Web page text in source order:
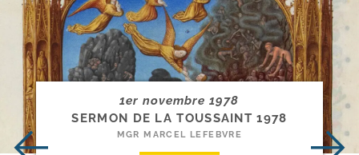
1er novembre 1978
SERMON DE LA TOUSSAINT 1978
MGR MARCEL LEFEBVRE